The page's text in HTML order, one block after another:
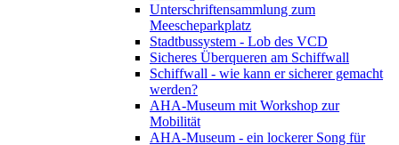
Unterschriftensammlung zum
Meescheparkplatz
Stadtbussystem - Lob des VCD
Sicheres Überqueren am Schiffwall
Schiffwall - wie kann er sicherer gemacht
werden?
AHA-Museum mit Workshop zur
Mobilität
AHA-Museum - ein lockerer Song für